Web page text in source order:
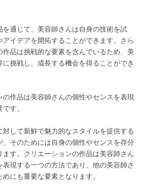
を通じて、美容師さんは自身の技術を試
アイデアを開拓することができます。さら
作品は挑戦的な要素を含んでいるため、美
挑戦し、成長する機会を得ることができ
の作品は美容師さんの個性やセンスを表現
す。
対して新鮮で魅力的なスタイルを提供する
、そのためには自身の個性やセンスを存分
ます。クリエーションの作品は美容師さん
現する一つの方法であり、他の美容師さ
にも重要な要素となります。